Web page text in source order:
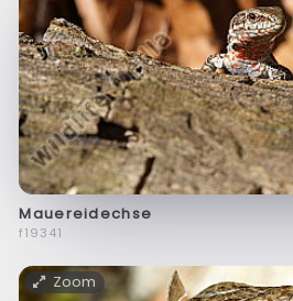
Mauereidechse
f19341
Zoom